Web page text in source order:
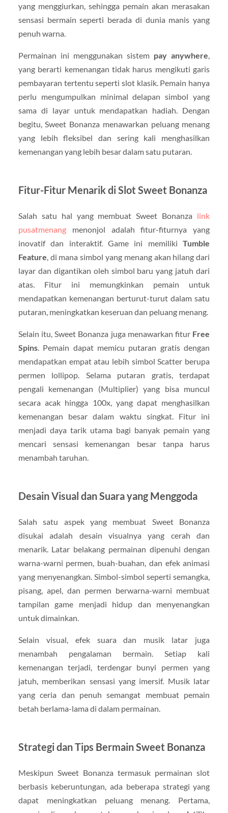
yang menggiurkan, sehingga pemain akan merasakan
sensasi bermain seperti berada di dunia manis yang
penuh warna.
Permainan ini menggunakan sistem pay anywhere,
yang berarti kemenangan tidak harus mengikuti garis
pembayaran tertentu seperti slot klasik. Pemain hanya
perlu mengumpulkan minimal delapan simbol yang
sama di layar untuk mendapatkan hadiah. Dengan
begitu, Sweet Bonanza menawarkan peluang menang
yang lebih fleksibel dan sering kali menghasilkan
kemenangan yang lebih besar dalam satu putaran.
Fitur-Fitur Menarik di Slot Sweet Bonanza
Salah satu hal yang membuat Sweet Bonanza link
pusatmenangmenonjol adalah fitur-fiturnya yang
inovatif dan interaktif. Game ini memilikiTumble
Feature, di mana simbol yang menang akan hilang dari
layar dan digantikan oleh simbol baru yang jatuh dari
atas. Fitur ini memungkinkan pemain untuk
mendapatkan kemenangan berturut-turut dalam satu
putaran, meningkatkan keseruan dan peluang menang.
Selain itu, Sweet Bonanza juga menawarkan fitur Free
Spins. Pemain dapat memicu putaran gratis dengan
mendapatkan empat atau lebih simbol Scatter berupa
permen lollipop. Selama putaran gratis, terdapat
pengali kemenangan (Multiplier) yang bisa muncul
secara acak hingga 100x, yang dapat menghasilkan
kemenangan besar dalam waktu singkat. Fitur ini
menjadi daya tarik utama bagi banyak pemain yang
mencari sensasi kemenangan besar tanpa harus
menambah taruhan.
Desain Visual dan Suara yang Menggoda
Salah satu aspek yang membuat Sweet Bonanza
disukai adalah desain visualnya yang cerah dan
menarik. Latar belakang permainan dipenuhi dengan
warna-warni permen, buah-buahan, dan efek animasi
yang menyenangkan. Simbol-simbol seperti semangka,
pisang, apel, dan permen berwarna-warni membuat
tampilan game menjadi hidup dan menyenangkan
untuk dimainkan.
Selain visual, efek suara dan musik latar juga
menambah pengalaman bermain. Setiap kali
kemenangan terjadi, terdengar bunyi permen yang
jatuh, memberikan sensasi yang imersif. Musik latar
yang ceria dan penuh semangat membuat pemain
betah berlama-lama di dalam permainan.
Strategi dan Tips Bermain Sweet Bonanza
Meskipun Sweet Bonanza termasuk permainan slot
berbasis keberuntungan, ada beberapa strategi yang
dapat meningkatkan peluang menang. Pertama,